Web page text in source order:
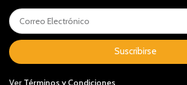
Suscribirse
Ver Términos y Condiciones